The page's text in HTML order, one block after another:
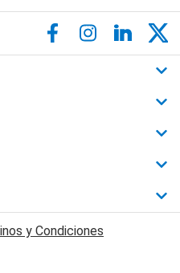
y Condiciones